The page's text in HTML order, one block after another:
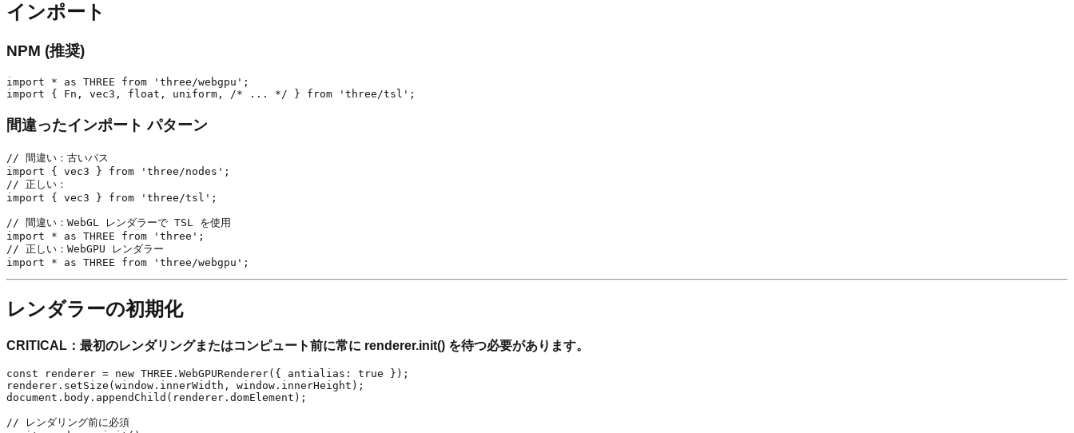
インポート
NPM (推奨)
import * as THREE from 'three/webgpu';
間違ったインポート パターン
// 間違い：古いパス
import { vec3 } from 'three/nodes';
// 正しい：
import { vec3 } from 'three/tsl';
// 間違い：WebGL レンダラーで TSL を使用
import * as THREE from 'three';
// 正しい：WebGPU レンダラー
レンダラーの初期化
CRITICAL：最初のレンダリングまたはコンピュート前に常に renderer.init() を待つ必要があります。
const renderer = new THREE.WebGPURenderer({ antialias: true });
renderer.setSize(window.innerWidth, window.innerHeight);
document.body.appendChild(renderer.domElement);
// レンダリング前に必須